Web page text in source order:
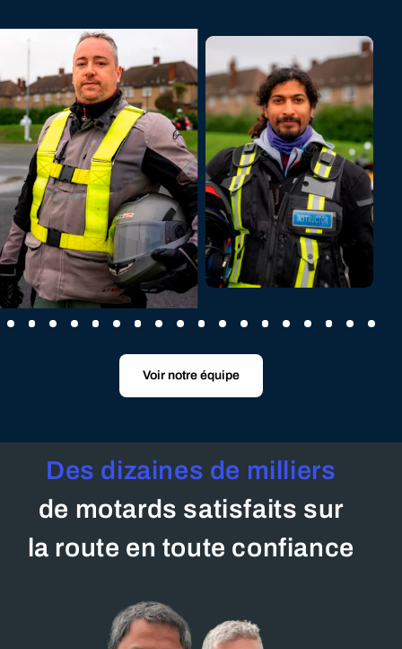
Vicente
Réservez
maintenant
Raschid
Réservez
maintenant
Voir notre équipe
Des dizaines de milliers
de motards satisfaits sur
la route en toute confiance